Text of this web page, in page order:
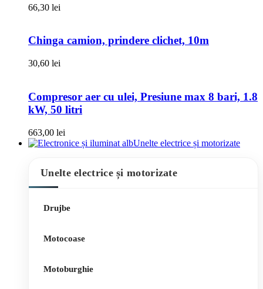
66,30 lei
Chinga camion, prindere clichet, 10m
30,60 lei
Compresor aer cu ulei, Presiune max 8 bari, 1.8
kW, 50 litri
663,00 lei
Unelte electrice și motorizate
Unelte electrice și motorizate
Drujbe
Motocoase
Motoburghie